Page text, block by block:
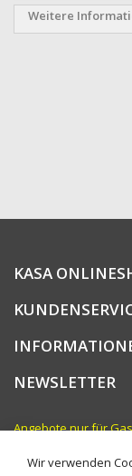
Weitere
KASA
NEWSLETTER
Angebote nur für
Wir verwenden